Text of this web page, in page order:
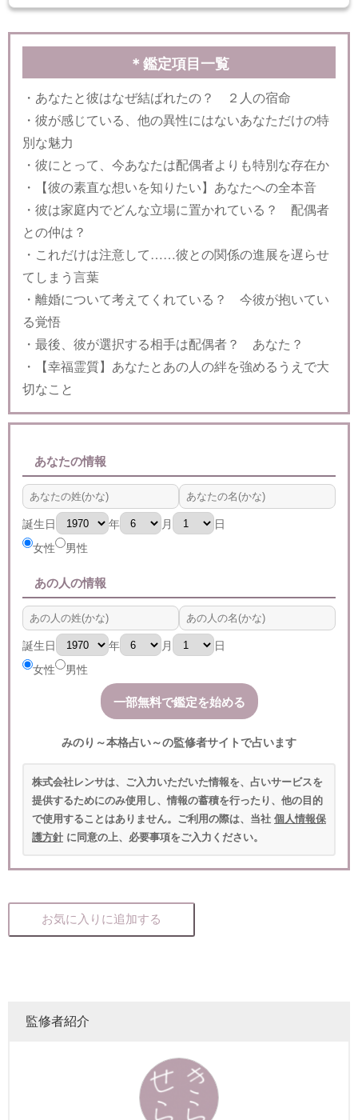
＊鑑定項目一覧
・あなたと彼はなぜ結ばれたの？ ２人の宿命
・彼が感じている、他の異性にはないあなただけの特
別な魅力
・彼にとって、今あなたは配偶者よりも特別な存在か
・【彼の素直な想いを知りたい】あなたへの全本音
・彼は家庭内でどんな立場に置かれている？ 配偶者
との仲は？
・これだけは注意して……彼との関係の進展を遅らせ
てしまう言葉
・離婚について考えてくれている？ 今彼が抱いてい
る覚悟
・最後、彼が選択する相手は配偶者？ あなた？
・【幸福霊質】あなたとあの人の絆を強めるうえで大
切なこと
あなたの情報
誕生日 年 月
日
女性
男性
あの人の情報
誕生日 年 月
日
女性
男性
みのり～本格占い～の監修者サイトで占います
株式会社レンサは、ご入力いただいた情報を、占いサービスを
提供するためにのみ使用し、情報の蓄積を行ったり、他の目的
で使用することはありません。ご利用の際は、当社 個人情報保
護方針 に同意の上、必要事項をご入力ください。
お気に入りに追加する
監修者紹介